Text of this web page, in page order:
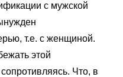
с мужской
т.е. с женщиной.
этой
Что, в